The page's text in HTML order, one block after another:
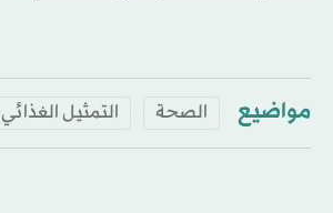
مواضيع الصحة التمثيل الغذائي